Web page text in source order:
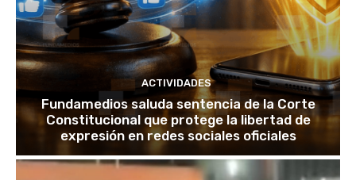
ACTIVIDADES
Fundamedios saluda sentencia de la Corte
Constitucional que protege la libertad de
expresión en redes sociales oficiales